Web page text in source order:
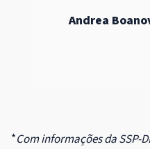
Andrea
*Com informações da SSP-